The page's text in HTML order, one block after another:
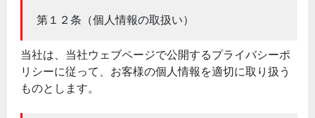
第１２条（個人情報の取扱い）
当社は、当社ウェブページで公開するプライバシーポ
リシーに従って、お客様の個人情報を適切に取り扱う
ものとします。